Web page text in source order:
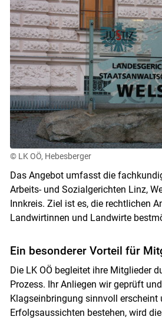
Skip to main
© LK OÖ, Hebesberger
Das Angebot umfasst die
Arbeits- und Sozialgerichten Linz,
Innkreis. Ziel ist es, die rechtlichen
Landwirtinnen und Landwirte
Ein besonderer Vorteil für
Die LK OÖ begleitet ihre Mitglieder
Prozess. Ihr Anliegen wir geprüft
Klagseinbringung sinnvoll erscheint
Erfolgsaussichten bestehen, wird